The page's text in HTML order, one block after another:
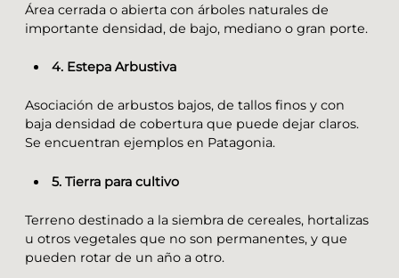
Área cerrada o abierta con árboles naturales de
importante densidad, de bajo, mediano o gran porte.
4. Estepa Arbustiva
Asociación de arbustos bajos, de tallos finos y con
baja densidad de cobertura que puede dejar claros.
Se encuentran ejemplos en Patagonia.
5. Tierra para cultivo
Terreno destinado a la siembra de cereales, hortalizas
u otros vegetales que no son permanentes, y que
pueden rotar de un año a otro.